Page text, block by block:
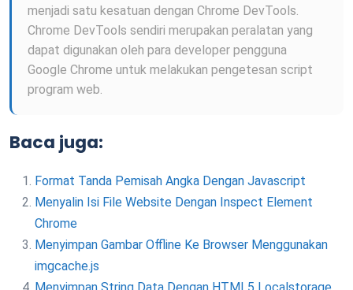
menjadi satu kesatuan dengan Chrome DevTools.
Chrome DevTools sendiri merupakan peralatan yang
dapat digunakan oleh para developer pengguna
Google Chrome untuk melakukan pengetesan script
program web.
Baca juga:
Format Tanda Pemisah Angka Dengan Javascript
Menyalin Isi File Website Dengan Inspect Element
Chrome
Menyimpan Gambar Offline Ke Browser Menggunakan
imgcache.js